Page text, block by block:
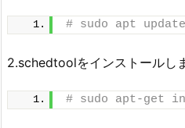
# sudo apt update
2.schedtoolをインストールし
# sudo apt-get